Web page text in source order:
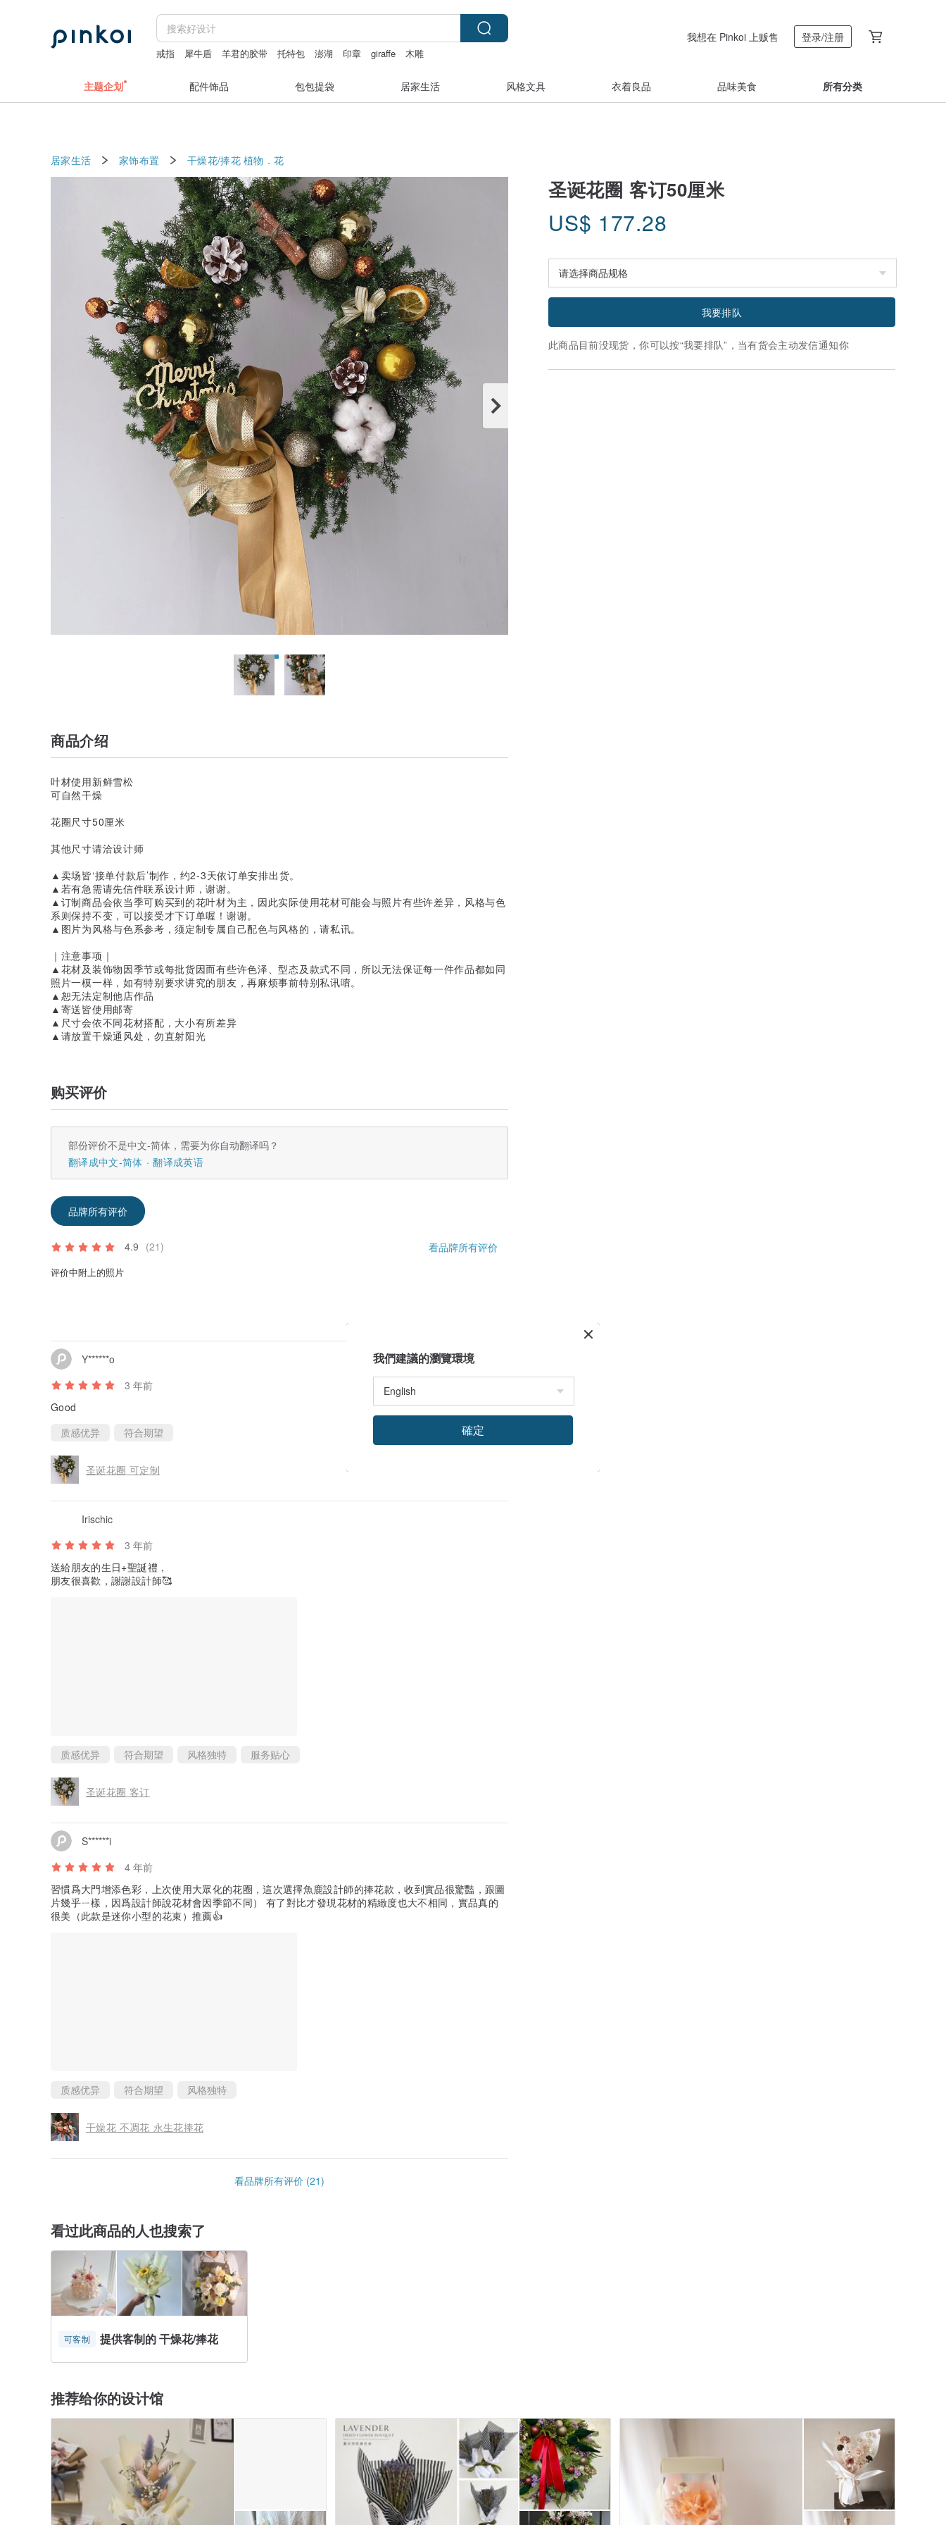
戒指 犀牛盾 羊君的胶带 托特包 澎湖 印章 giraffe 木雕
我想在 Pinkoi 上贩售 登录/注册
主题企划 配件饰品 包包提袋 居家生活 风格文具 衣着良品 品味美食 所有分类
居家生活 家饰布置 干燥花/捧花 植物．花
圣诞花圈 客订50厘米
US$ 177.28
我要排队
此商品目前没现货，你可以按“我要排队”，当有货会主动发信通知你
商品介绍
叶材使用新鲜雪松
可自然干燥
花圈尺寸50厘米
其他尺寸请洽设计师
▲卖场皆‘接单付款后’制作，约2-3天依订单安排出货。
▲若有急需请先信件联系设计师，谢谢。
▲订制商品会依当季可购买到的花叶材为主，因此实际使用花材可能会与照片有些许差异，风格与色
系则保持不变，可以接受才下订单喔！谢谢。
▲图片为风格与色系参考，须定制专属自己配色与风格的，请私讯。
｜注意事项｜
▲花材及装饰物因季节或每批货因而有些许色泽、型态及款式不同，所以无法保证每一件作品都如同
照片一模一样，如有特别要求讲究的朋友，再麻烦事前特别私讯唷。
▲恕无法定制他店作品
▲寄送皆使用邮寄
▲尺寸会依不同花材搭配，大小有所差异
▲请放置干燥通风处，勿直射阳光
购买评价
部份评价不是中文-简体，需要为你自动翻译吗？
翻译成中文-简体
翻译成英语
品牌所有评价
4.9 (21) 看品牌所有评价
评价中附上的照片
Y******o
3 年前
Good
质感优异
符合期望
圣诞花圈 可定制
Irischic
3 年前
送給朋友的生日+聖誕禮，
朋友很喜歡，謝謝設計師🥰
质感优异 符合期望 风格独特 服务贴心
圣诞花圈 客订
S******i
4 年前
習慣爲大門增添色彩，上次使用大眾化的花圈，這次選擇魚鹿設計師的捧花款，收到實品很驚豔，跟圖
片幾乎ㄧ樣，因爲設計師說花材會因季節不同） 有了對比才發現花材的精緻度也大不相同，實品真的
很美（此款是迷你小型的花束）推薦👍
质感优异 符合期望 风格独特
干燥花 不凋花 永生花捧花
看品牌所有评价 (21)
看过此商品的人也搜索了
可客制 提供客制的 干燥花/捧花
推荐给你的设计馆
我們建議的瀏覽環境
確定